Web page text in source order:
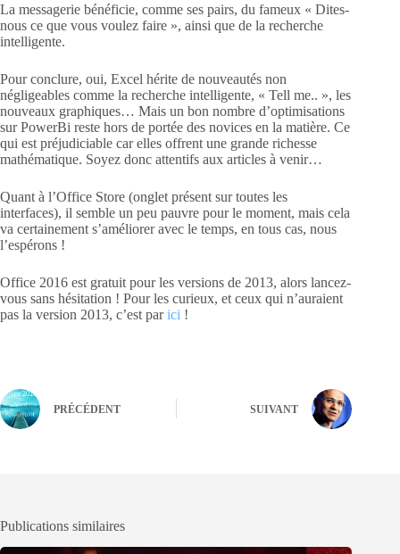
La messagerie bénéficie, comme ses pairs, du fameux « Dites-
nous ce que vous voulez faire », ainsi que de la recherche
intelligente.
Pour conclure, oui, Excel hérite de nouveautés non
négligeables comme la recherche intelligente, « Tell me.. », les
nouveaux graphiques… Mais un bon nombre d’optimisations
sur PowerBi reste hors de portée des novices en la matière. Ce
qui est préjudiciable car elles offrent une grande richesse
mathématique. Soyez donc attentifs aux articles à venir…
Quant à l’Office Store (onglet présent sur toutes les
interfaces), il semble un peu pauvre pour le moment, mais cela
va certainement s’améliorer avec le temps, en tous cas, nous
l’espérons !
Office 2016 est gratuit pour les versions de 2013, alors lancez-
vous sans hésitation ! Pour les curieux, et ceux qui n’auraient
pas la version 2013, c’est parici !
PRÉCÉDENT SUIVANT
Publications similaires